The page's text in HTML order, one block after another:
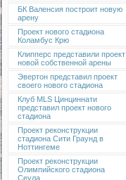
БК Валенсия построит новую
арену
Проект нового стадиона
Коламбус Крю
Клипперс представили проект
новой собственной арены
Эвертон представил проект
своего нового стадиона
Клуб MLS Цинциннати
представил проект нового
стадиона
Проект реконструкции
стадиона Сити Граунд в
Ноттингеме
Проект реконструкции
Олимпийского стадиона
Сеула